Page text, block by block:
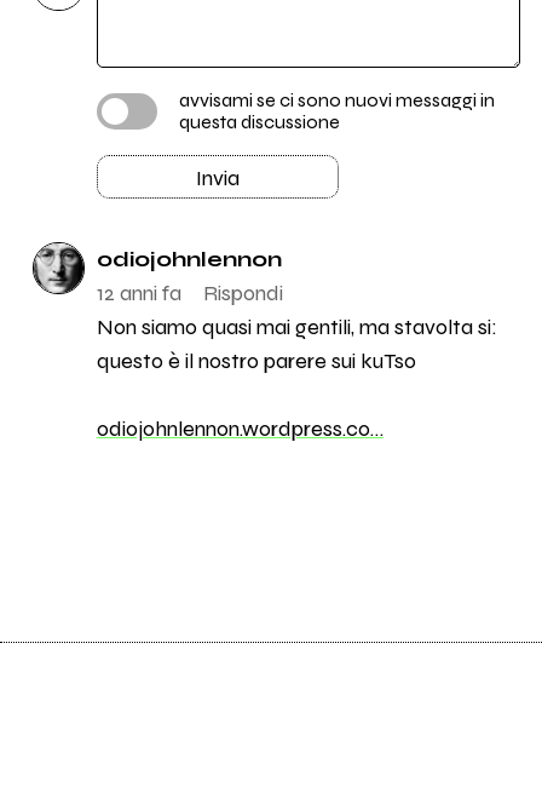
avvisami se ci sono nuovi messaggi in
questa discussione
Invia
odiojohnlennon
12 anni fa
Rispondi
Non siamo quasi mai gentili, ma stavolta si:
questo è il nostro parere sui kuTso
odiojohnlennon.wordpress.co…